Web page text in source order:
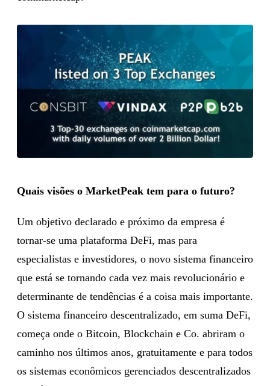
Quais visões o MarketPeak tem para o futuro?
Um objetivo declarado e próximo da empresa é
tornar-se uma plataforma DeFi, mas para
especialistas e investidores, o novo sistema financeiro
que está se tornando cada vez mais revolucionário e
determinante de tendências é a coisa mais importante.
O sistema financeiro descentralizado, em suma DeFi,
começa onde o Bitcoin, Blockchain e Co. abriram o
caminho nos últimos anos, gratuitamente e para todos
os sistemas econômicos gerenciados descentralizados